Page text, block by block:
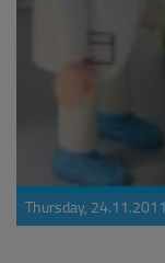
Thursday, 24.11.2011